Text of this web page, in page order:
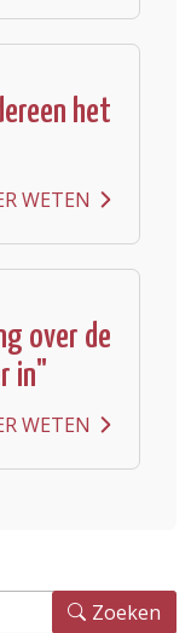
het
WETEN
over de
in"
WETEN
Zoeken